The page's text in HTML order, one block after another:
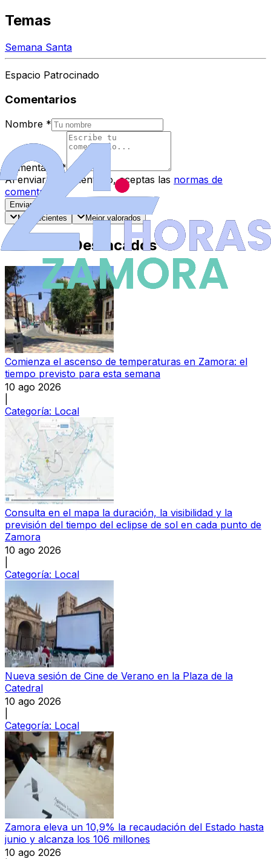
Temas
Semana Santa
Espacio Patrocinado
Comentarios
Nombre *
Comentario
*
Al enviar tu comentario, aceptas las normas de
comentarios
Enviar Comentario
Más recientes
Mejor valorados
Artículos Destacados
Comienza el ascenso de temperaturas en Zamora: el
tiempo previsto para esta semana
10 ago 2026
Categoría: Local
Consulta en el mapa la duración, la visibilidad y la
previsión del tiempo del eclipse de sol en cada punto de
Zamora
10 ago 2026
Categoría: Local
Nueva sesión de Cine de Verano en la Plaza de la
Catedral
10 ago 2026
Categoría: Local
Zamora eleva un 10,9% la recaudación del Estado hasta
junio y alcanza los 106 millones
10 ago 2026